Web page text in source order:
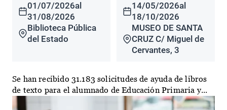
01/07/2026al
31/08/2026
Biblioteca Pública
del Estado
14/05/2026al
18/10/2026
MUSEO DE SANTA
CRUZ C/ Miguel de
Cervantes, 3
Se han recibido 31.183 solicitudes de ayuda de libros
de texto para el alumnado de Educación Primaria y...